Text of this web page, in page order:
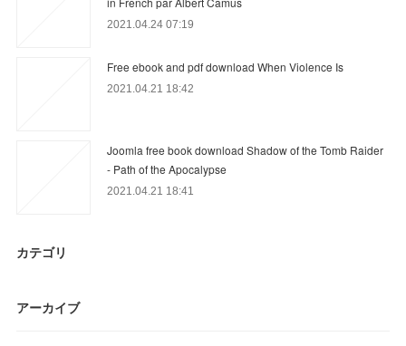
2021.04.24 07:19
Free ebook and pdf download When Violence Is
2021.04.21 18:42
Joomla free book download Shadow of the Tomb Raider
- Path of the Apocalypse
2021.04.21 18:41
カテゴリ
アーカイブ